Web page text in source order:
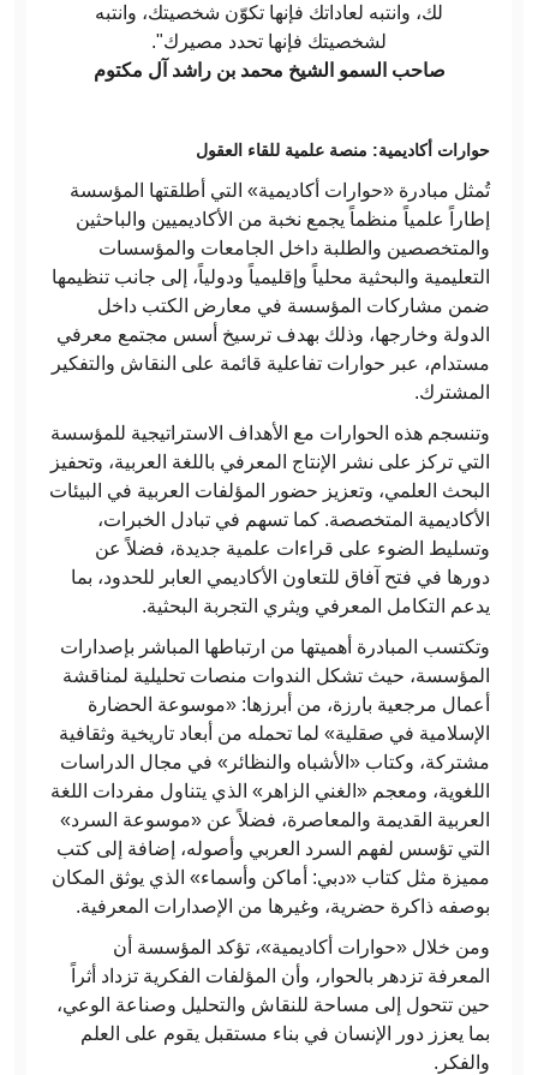
لك، وانتبه لعاداتك فإنها تكوّن شخصيتك، وانتبه
لشخصيتك فإنها تحدد مصيرك".
صاحب السمو الشيخ محمد بن راشد آل مكتوم
حوارات أكاديمية: منصة علمية للقاء العقول
تُمثل مبادرة «حوارات أكاديمية» التي أطلقتها المؤسسة
إطاراً علمياً منظماً يجمع نخبة من الأكاديميين والباحثين
والمتخصصين والطلبة داخل الجامعات والمؤسسات
التعليمية والبحثية محلياً وإقليمياً ودولياً، إلى جانب تنظيمها
ضمن مشاركات المؤسسة في معارض الكتب داخل
الدولة وخارجها، وذلك بهدف ترسيخ أسس مجتمع معرفي
مستدام، عبر حوارات تفاعلية قائمة على النقاش والتفكير
المشترك.
وتنسجم هذه الحوارات مع الأهداف الاستراتيجية للمؤسسة
التي تركز على نشر الإنتاج المعرفي باللغة العربية، وتحفيز
البحث العلمي، وتعزيز حضور المؤلفات العربية في البيئات
الأكاديمية المتخصصة. كما تسهم في تبادل الخبرات،
وتسليط الضوء على قراءات علمية جديدة، فضلاً عن
دورها في فتح آفاق للتعاون الأكاديمي العابر للحدود، بما
يدعم التكامل المعرفي ويثري التجربة البحثية.
وتكتسب المبادرة أهميتها من ارتباطها المباشر بإصدارات
المؤسسة، حيث تشكل الندوات منصات تحليلية لمناقشة
أعمال مرجعية بارزة، من أبرزها: «موسوعة الحضارة
الإسلامية في صقلية» لما تحمله من أبعاد تاريخية وثقافية
مشتركة، وكتاب «الأشباه والنظائر» في مجال الدراسات
اللغوية، ومعجم «الغني الزاهر» الذي يتناول مفردات اللغة
العربية القديمة والمعاصرة، فضلاً عن «موسوعة السرد»
التي تؤسس لفهم السرد العربي وأصوله، إضافة إلى كتب
مميزة مثل كتاب «دبي: أماكن وأسماء» الذي يوثق المكان
بوصفه ذاكرة حضرية، وغيرها من الإصدارات المعرفية.
ومن خلال «حوارات أكاديمية»، تؤكد المؤسسة أن
المعرفة تزدهر بالحوار، وأن المؤلفات الفكرية تزداد أثراً
حين تتحول إلى مساحة للنقاش والتحليل وصناعة الوعي،
بما يعزز دور الإنسان في بناء مستقبل يقوم على العلم
والفكر.